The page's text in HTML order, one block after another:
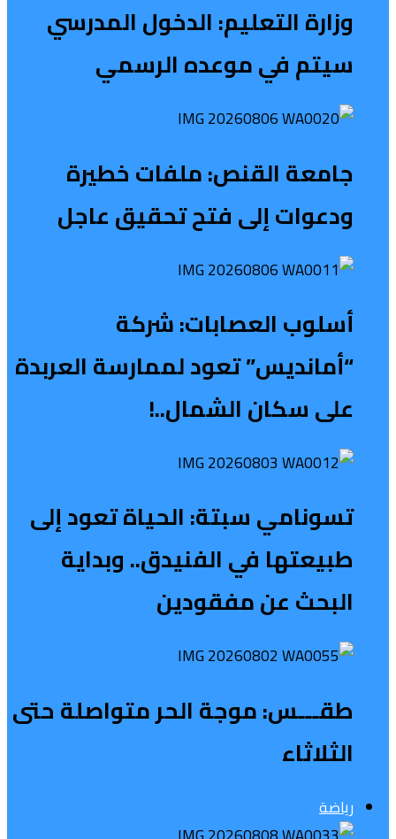
وزارة التعليم: الدخول المدرسي
سیتم في موعده الرسمي
جامعة القنص: ملفات خطيرة
ودعوات إلى فتح تحقيق عاجل
أسلوب العصابات: شركة
“أمانديس” تعود لممارسة العربدة
على سكان الشمال..!
تسونامي سبتة: الحياة تعود إلى
طبيعتها في الفنيدق.. وبداية
البحث عن مفقودين
طقـــس: موجة الحر متواصلة حتى
الثلاثاء
رياضة